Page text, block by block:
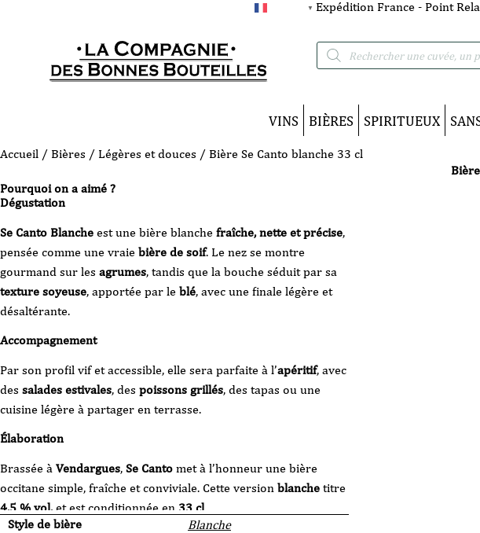
▼ Expédition France - Point
Recherche
de
VINS BIÈRES SPIRITUEUX
Accueil / Bières / Légères et douces / Bière Se Canto blanche 33 cl
Pourquoi on a aimé ?
Dégustation
Se Canto Blanche est une bière blanche fraîche, nette et précise,
pensée comme une vraie bière de soif. Le nez se montre
gourmand sur les agrumes, tandis que la bouche séduit par sa
texture soyeuse, apportée par le blé, avec une finale légère et
désaltérante.
Accompagnement
Par son profil vif et accessible, elle sera parfaite à l’apéritif, avec
des salades estivales, des poissons grillés, des tapas ou une
cuisine légère à partager en terrasse.
Élaboration
Brassée à Vendargues, Se Canto met à l’honneur une bière
occitane simple, fraîche et conviviale. Cette version blanche titre
4,5 % vol. et est conditionnée en 33 cl
Style de bière
Blanche